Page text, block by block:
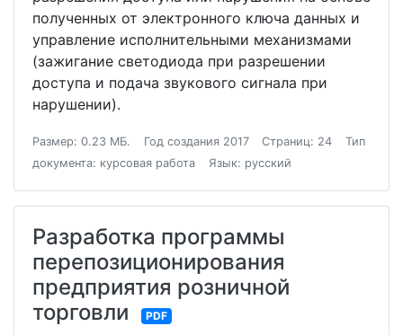
полученных от электронного ключа данных и
управление исполнительными механизмами
(зажигание светодиода при разрешении
доступа и подача звукового сигнала при
нарушении).
Размер: 0.23 МБ. Год создания 2017 Страниц: 24
Тип
документа: курсовая работа
Язык: русский
Разработка программы
перепозиционирования
предприятия розничной
торговли
PDF